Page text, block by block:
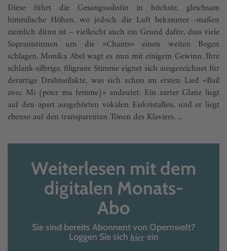
Diese führt die Gesangssolistin in höchste, gleichsam
himmlische Höhen, wo jedoch die Luft bekannter -maßen
ziemlich dünn ist – vielleicht auch ein Grund dafür, dass viele
Sopranistinnen um die «Chants» einen weiten Bogen
schlagen. Monika Abel wagt es nun mit einigem Gewinn. Ihre
schlank-silbrige, filigrane Stimme eignet sich ausgezeichnet für
derartige Drahtseilakte, was sich schon im ersten Lied «Bail
avec Mi (pour ma femme)» andeutet: Ein zarter Glanz liegt
auf den apart ausgehörten vokalen Eiskristallen, und er liegt
ebenso auf den transparenten Tönen des Klaviers. ...
Weiterlesen mit dem
digitalen Monats-
Abo
Sie sind bereits Abonnent von Opernwelt?
Loggen Sie sich hierein